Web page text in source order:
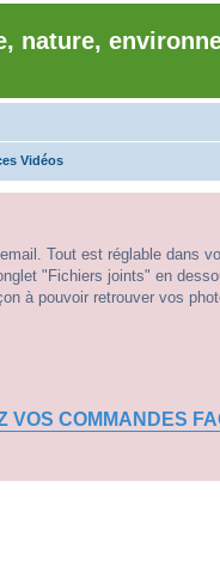
nature,
Vidéos
Tout est réglable dans
"Fichiers joints" en
à pouvoir retrouver vos
VOS COMMANDES